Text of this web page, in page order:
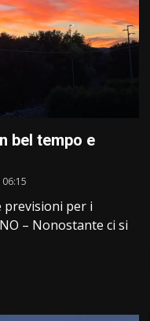
bel tempo e
previsioni per i
– Nonostante ci si